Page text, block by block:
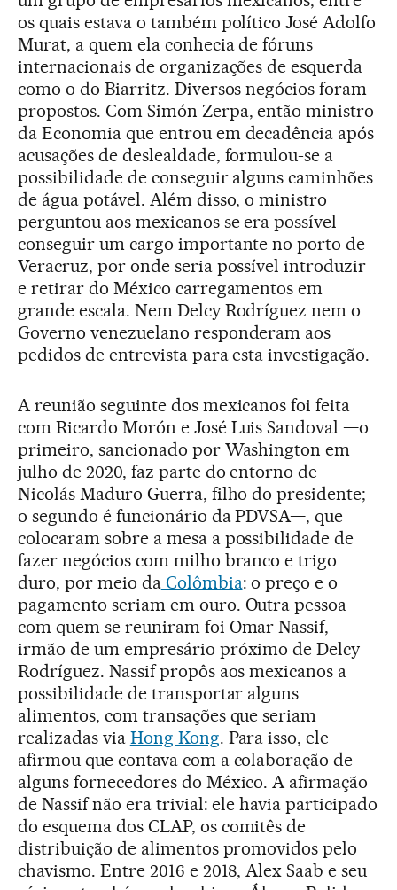
os quais estava o também político José Adolfo
Murat, a quem ela conhecia de fóruns
internacionais de organizações de esquerda
como o do Biarritz. Diversos negócios foram
propostos. Com Simón Zerpa, então ministro
da Economia que entrou em decadência após
acusações de deslealdade, formulou-se a
possibilidade de conseguir alguns caminhões
de água potável. Além disso, o ministro
perguntou aos mexicanos se era possível
conseguir um cargo importante no porto de
Veracruz, por onde seria possível introduzir
e retirar do México carregamentos em
grande escala. Nem Delcy Rodríguez nem o
Governo venezuelano responderam aos
pedidos de entrevista para esta investigação.
A reunião seguinte dos mexicanos foi feita
com Ricardo Morón e José Luis Sandoval —o
primeiro, sancionado por Washington em
julho de 2020, faz parte do entorno de
Nicolás Maduro Guerra, filho do presidente;
o segundo é funcionário da PDVSA—, que
colocaram sobre a mesa a possibilidade de
fazer negócios com milho branco e trigo
duro, por meio daColômbia: o preço e o
pagamento seriam em ouro. Outra pessoa
com quem se reuniram foi Omar Nassif,
irmão de um empresário próximo de Delcy
Rodríguez. Nassif propôs aos mexicanos a
possibilidade de transportar alguns
alimentos, com transações que seriam
realizadas via Hong Kong. Para isso, ele
afirmou que contava com a colaboração de
alguns fornecedores do México. A afirmação
de Nassif não era trivial: ele havia participado
do esquema dos CLAP, os comitês de
distribuição de alimentos promovidos pelo
chavismo. Entre 2016 e 2018, Alex Saab e seu